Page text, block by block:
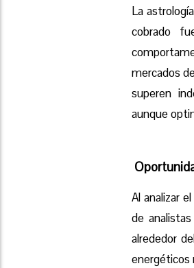
La
cobrado
mercados
superen
aunque
Al analizar
de
alrededor
energéticos